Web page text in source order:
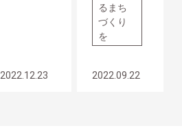
2022.12.23
るまち
づくり
を
2022.09.22